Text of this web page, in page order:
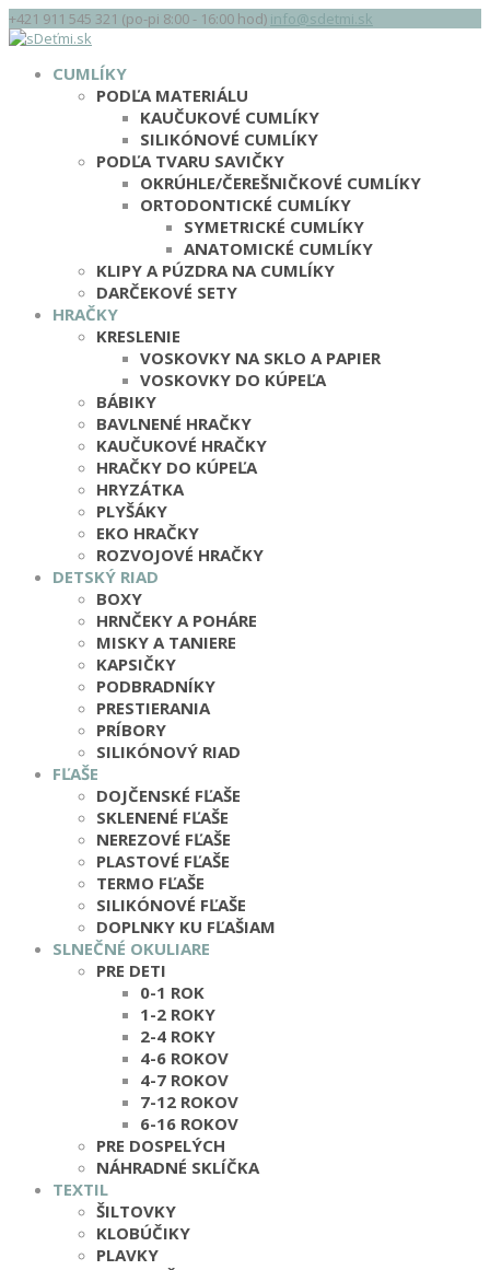
+421 911 545 321 (po-pi 8:00 - 16:00 hod) info@sdetmi.sk
CUMLÍKY
PODĽA MATERIÁLU
KAUČUKOVÉ CUMLÍKY
SILIKÓNOVÉ CUMLÍKY
PODĽA TVARU SAVIČKY
OKRÚHLE/ČEREŠNIČKOVÉ CUMLÍKY
ORTODONTICKÉ CUMLÍKY
SYMETRICKÉ CUMLÍKY
ANATOMICKÉ CUMLÍKY
KLIPY A PÚZDRA NA CUMLÍKY
DARČEKOVÉ SETY
HRAČKY
KRESLENIE
VOSKOVKY NA SKLO A PAPIER
VOSKOVKY DO KÚPEĽA
BÁBIKY
BAVLNENÉ HRAČKY
KAUČUKOVÉ HRAČKY
HRAČKY DO KÚPEĽA
HRYZÁTKA
PLYŠÁKY
EKO HRAČKY
ROZVOJOVÉ HRAČKY
DETSKÝ RIAD
BOXY
HRNČEKY A POHÁRE
MISKY A TANIERE
KAPSIČKY
PODBRADNÍKY
PRESTIERANIA
PRÍBORY
SILIKÓNOVÝ RIAD
FĽAŠE
DOJČENSKÉ FĽAŠE
SKLENENÉ FĽAŠE
NEREZOVÉ FĽAŠE
PLASTOVÉ FĽAŠE
TERMO FĽAŠE
SILIKÓNOVÉ FĽAŠE
DOPLNKY KU FĽAŠIAM
SLNEČNÉ OKULIARE
PRE DETI
0-1 ROK
1-2 ROKY
2-4 ROKY
4-6 ROKOV
4-7 ROKOV
7-12 ROKOV
6-16 ROKOV
PRE DOSPELÝCH
NÁHRADNÉ SKLÍČKA
TEXTIL
ŠILTOVKY
KLOBÚČIKY
PLAVKY